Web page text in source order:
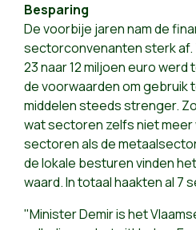
Besparing
De voorbije jaren nam de
sectorconvenanten sterk af.
23 naar 12 miljoen euro
de voorwaarden om gebruik
middelen steeds strenger.
wat sectoren zelfs niet meer
sectoren als de
de lokale besturen vinden
waard. In totaal haakten al 7
"Minister Demir is het